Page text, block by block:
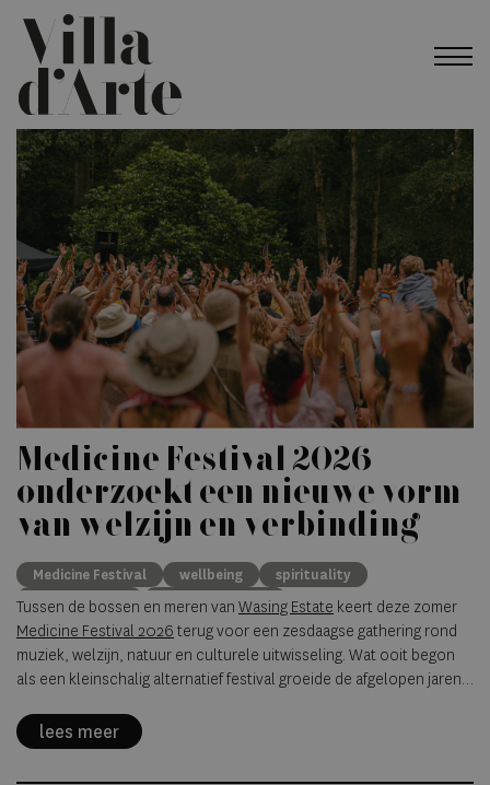
Medicine Festival 2026
onderzoekt een nieuwe vorm
van welzijn en verbinding
Medicine Festival wellbeing
spirituality
music festival
conscious travel
Tussen de bossen en meren van Wasing Estate keert deze zomer
Medicine Festival 2026 terug voor een zesdaagse gathering rond
muziek, welzijn, natuur en culturele uitwisseling. Wat ooit begon
als een kleinschalig alternatief festival groeide de afgelopen jaren
publiek dat zoekt naar rust, verbinding en een meer bewuste
manier van reizen en samenkomen.
lees meer